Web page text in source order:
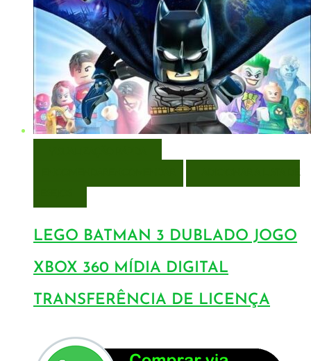
LEGO BATMAN 3 DUBLADO JOGO
XBOX 360 MÍDIA DIGITAL
TRANSFERÊNCIA DE LICENÇA